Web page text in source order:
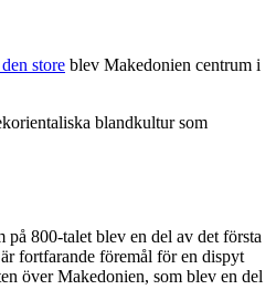
store blev Makedonien centrum i
blandkultur som
800-talet blev en del av det första
fortfarande föremål för en dispyt
över Makedonien, som blev en del